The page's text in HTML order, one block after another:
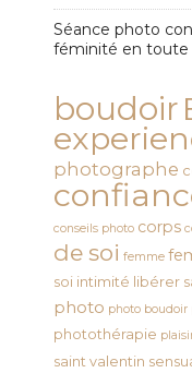
Séance photo
féminité en toute
boudoir
photographe
conseils photo corps
de soi femme
soi intimité libérer
photo photo boudoir
photothérapie
saint valentin